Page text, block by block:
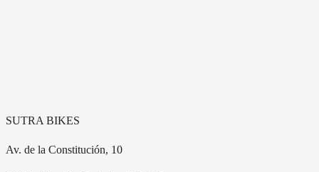
SUTRA BIKES
Av. de la Constitución, 10